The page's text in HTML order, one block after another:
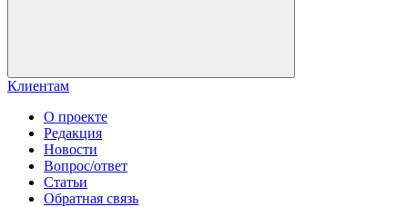
Клиентам
О проекте
Редакция
Новости
Вопрос/ответ
Статьи
Обратная связь